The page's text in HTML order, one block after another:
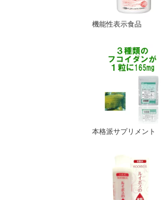
機能性表示食品
本格派サプリメント